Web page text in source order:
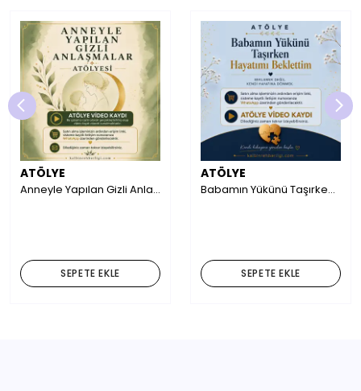
ATÖLYE
Anneyle Yapılan Gizli Anlaşmalar
SEPETE EKLE
ATÖLYE
Babamın Yükünü Taşırken Hayatımı Beklettim
SEPETE EKLE